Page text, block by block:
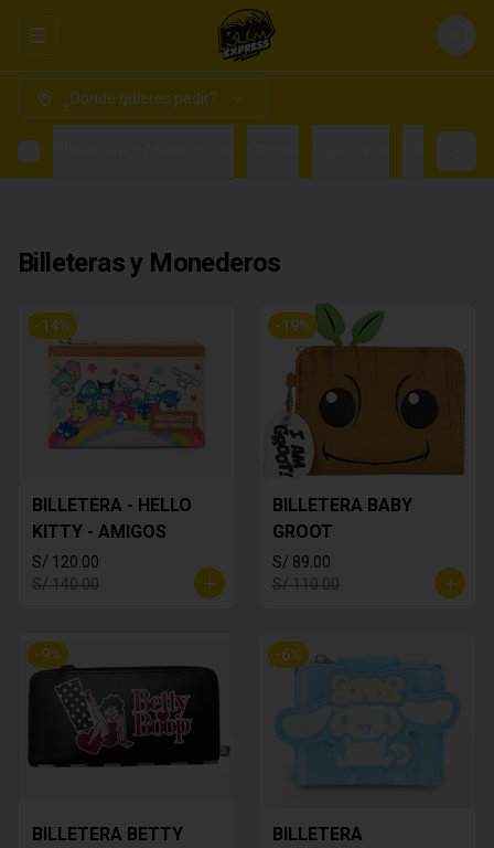
Abrir menu de navegación Login
¿Dónde quieres pedir?
Billeteras y Monederos
-14%
BILLETERA - HELLO
KITTY - AMIGOS
S/ 120.00
S/ 140.00
-19%
BILLETERA BABY
GROOT
S/ 89.00
S/ 110.00
-9%
BILLETERA BETTY
-6%
BILLETERA